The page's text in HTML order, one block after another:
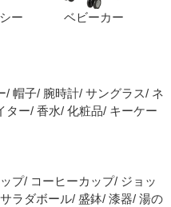
ー
ベビーカー
帽子/ 腕時計/ サングラス/ ネ
ター/ 香水/ 化粧品/ キーケー
プ/ コーヒーカップ/ ジョッ
ラダボール/ 盛鉢/ 漆器/ 湯の